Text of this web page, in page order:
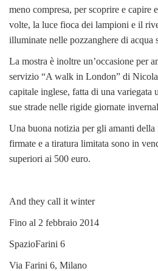
meno compresa, per scoprire e capire
volte, la luce fioca dei lampioni e il
illuminate nelle pozzanghere di acqua
La mostra è inoltre un’occasione per
servizio “A walk in London” di
capitale inglese, fatta di una variegata
sue strade nelle rigide giornate
Una buona notizia per gli amanti
firmate e a tiratura limitata sono in
superiori ai 500 euro.
And they call it winter
Fino al 2 febbraio 2014
SpazioFarini 6
Via Farini 6, Milano